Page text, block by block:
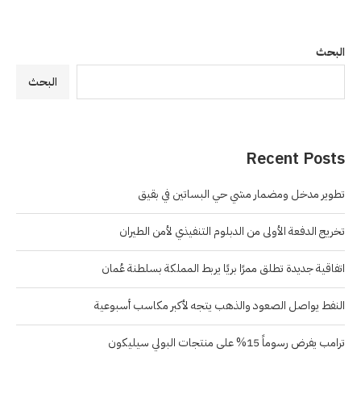
البحث
البحث
Recent Posts
تطوير مدخل ومضمار مشي حي البساتين في بقيق
تخريج الدفعة الأولى من الدبلوم التنفيذي لأمن الطيران
اتفاقية جديدة تطلق ممرًا بريًا يربط المملكة بسلطنة عُمان
النفط يواصل الصعود والذهب يتجه لأكبر مكاسب أسبوعية
ترامب يفرض رسوماً 15% على منتجات البولي سيليكون